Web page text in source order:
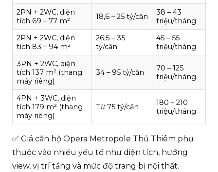
2PN + 2WC, diện
tích 69 – 77 m²
18,6 – 25 tỷ/căn
38 – 43
triệu/tháng
2PN + 2WC, diện
tích 83 – 94 m²
26,5 – 35
tỷ/căn
45 – 55
triệu/tháng
3PN + 2WC, diện
tích 137 m² (thang
máy riêng)
34 – 95 tỷ/căn
70 – 125
triệu/tháng
4PN + 3WC, diện
tích 179 m² (thang
máy riêng)
Từ 75 tỷ/căn
180 – 210
triệu/tháng
✅ Giá căn hộ Opera Metropole Thủ Thiêm phụ
thuộc vào nhiều yếu tố như diện tích, hướng
view, vị trí tầng và mức độ trang bị nội thất.